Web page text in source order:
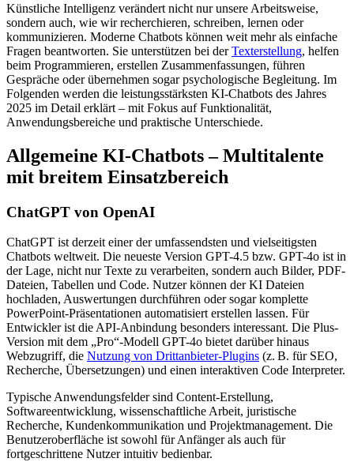
Künstliche Intelligenz verändert nicht nur unsere Arbeitsweise,
sondern auch, wie wir recherchieren, schreiben, lernen oder
kommunizieren. Moderne Chatbots können weit mehr als einfache
Fragen beantworten. Sie unterstützen bei derTexterstellung, helfen
beim Programmieren, erstellen Zusammenfassungen, führen
Gespräche oder übernehmen sogar psychologische Begleitung. Im
Folgenden werden die leistungsstärksten KI-Chatbots des Jahres
2025 im Detail erklärt – mit Fokus auf Funktionalität,
Anwendungsbereiche und praktische Unterschiede.
Allgemeine KI-Chatbots – Multitalente
mit breitem Einsatzbereich
ChatGPT von OpenAI
ChatGPT ist derzeit einer der umfassendsten und vielseitigsten
Chatbots weltweit. Die neueste Version GPT-4.5 bzw. GPT-4o ist in
der Lage, nicht nur Texte zu verarbeiten, sondern auch Bilder, PDF-
Dateien, Tabellen und Code. Nutzer können der KI Dateien
hochladen, Auswertungen durchführen oder sogar komplette
PowerPoint-Präsentationen automatisiert erstellen lassen. Für
Entwickler ist die API-Anbindung besonders interessant. Die Plus-
Version mit dem „Pro“-Modell GPT-4o bietet darüber hinaus
Webzugriff, die Nutzung von Drittanbieter-Plugins (z. B. für SEO,
Recherche, Übersetzungen) und einen interaktiven Code Interpreter.
Typische Anwendungsfelder sind Content-Erstellung,
Softwareentwicklung, wissenschaftliche Arbeit, juristische
Recherche, Kundenkommunikation und Projektmanagement. Die
Benutzeroberfläche ist sowohl für Anfänger als auch für
fortgeschrittene Nutzer intuitiv bedienbar.